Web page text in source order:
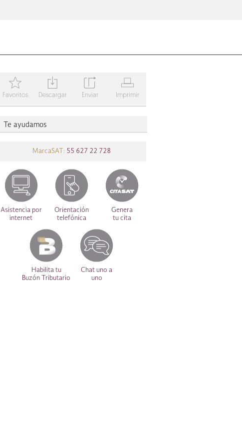
T
Favoritos
Y
Descargar
Z
Enviar
V
Imprimir
Te ayudamos
MarcaSAT: 55 627 22 728
Asistencia por
internet
Orientación
telefónica
Genera
tu cita
Habilita tu
Buzón Tributario
Chat uno a
uno